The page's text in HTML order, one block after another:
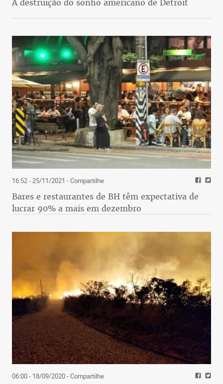
A destruição do sonho americano de Detroit
16:52 - 25/11/2021 - Compartilhe
Bares e restaurantes de BH têm expectativa de
lucrar 90% a mais em dezembro
06:00 - 18/09/2020- Compartilhe